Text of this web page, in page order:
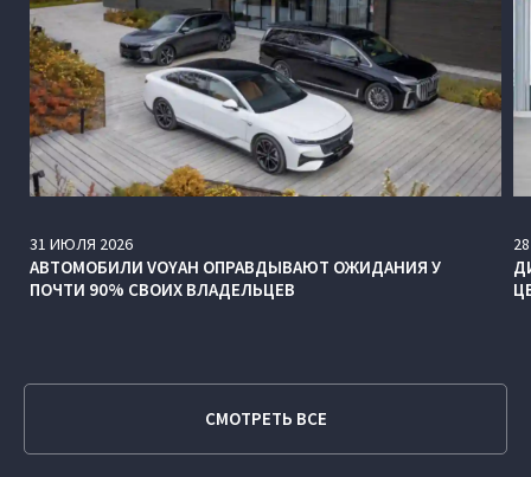
31 ИЮЛЯ 2026
АВТОМОБИЛИ VOYAH ОПРАВДЫВАЮТ ОЖИДАНИЯ У
ПОЧТИ 90% СВОИХ ВЛАДЕЛЬЦЕВ
28
СМОТРЕТЬ ВСЕ